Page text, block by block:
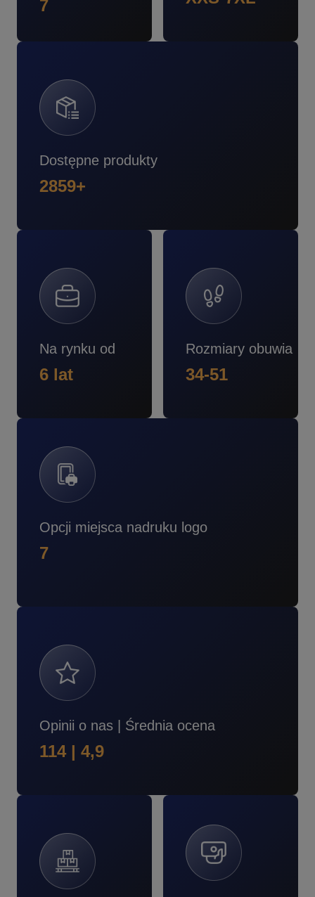
7
Dostępne produkty
2859+
Na rynku od
6 lat
Rozmiary obuwia
34-51
Opcji miejsca nadruku logo
7
Opinii o nas | Średnia ocena
114 | 4,9